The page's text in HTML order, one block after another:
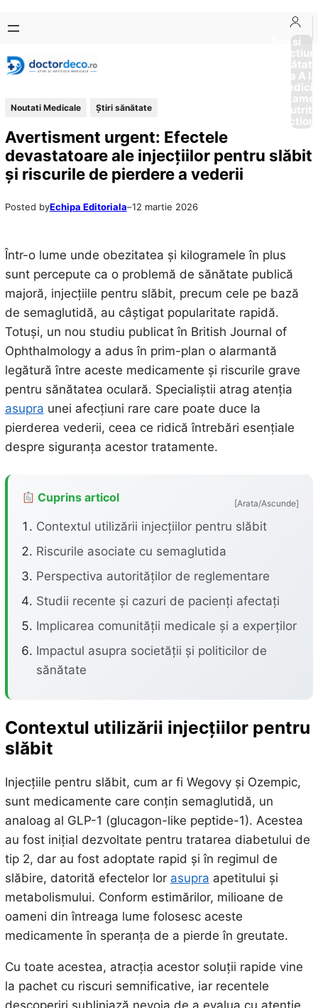
conținut
content
Boli si
Afectiuni
Sănătate
de la A
Noutati Medicale Ştiri sănătate
Avertisment urgent: Efectele
devastatoare ale injecțiilor pentru slăbit
și riscurile de pierdere a vederii
Posted byEchipa Editoriala–12 martie 2026
Într-o lume unde obezitatea și kilogramele în plus
sunt percepute ca o problemă de sănătate publică
majoră, injecțiile pentru slăbit, precum cele pe bază
de semaglutidă, au câștigat popularitate rapidă.
Totuși, un nou studiu publicat în British Journal of
Ophthalmology a adus în prim-plan o alarmantă
legătură între aceste medicamente și riscurile grave
pentru sănătatea oculară. Specialiștii atrag atenția
asupra unei afecțiuni rare care poate duce la
pierderea vederii, ceea ce ridică întrebări esențiale
despre siguranța acestor tratamente.
Cuprins articol [Arata/Ascunde]
Contextul utilizării injecțiilor pentru slăbit
Riscurile asociate cu semaglutida
Perspectiva autorităților de reglementare
Studii recente și cazuri de pacienți afectați
Implicarea comunității medicale și a experților
Impactul asupra societății și politicilor de
sănătate
Contextul utilizării injecțiilor pentru
slăbit
Injecțiile pentru slăbit, cum ar fi Wegovy și Ozempic,
sunt medicamente care conțin semaglutidă, un
analoag al GLP-1 (glucagon-like peptide-1). Acestea
au fost inițial dezvoltate pentru tratarea diabetului de
tip 2, dar au fost adoptate rapid și în regimul de
slăbire, datorită efectelor lor asupra apetitului și
metabolismului. Conform estimărilor, milioane de
oameni din întreaga lume folosesc aceste
medicamente în speranța de a pierde în greutate.
Cu toate acestea, atracția acestor soluții rapide vine
la pachet cu riscuri semnificative, iar recentele